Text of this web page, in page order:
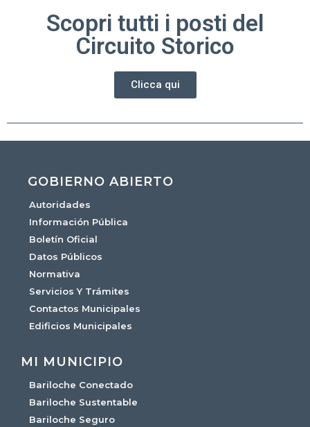
Scopri tutti i posti del
Circuito Storico
Clicca qui
GOBIERNO ABIERTO
Autoridades
Información Pública
Boletín Oficial
Datos Públicos
Normativa
Servicios Y Trámites
Contactos Municipales
Edificios Municipales
MI MUNICIPIO
Bariloche Conectado
Bariloche Sustentable
Bariloche Seguro